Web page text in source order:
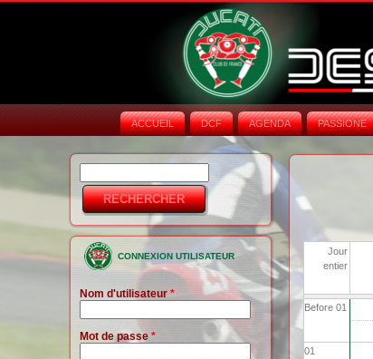
ACCUEIL DCF AGENDA PASSIONE
Formulaire de
recherche
CONNEXION UTILISATEUR
Nom d'utilisateur*
Mot de passe*
Jour
entier
Before 01
01